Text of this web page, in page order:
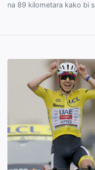
na 89 kilometara kako bi